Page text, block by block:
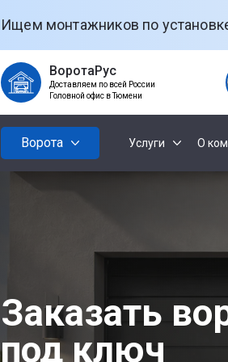
Ищем монтажников по
ВоротаРус
Доставляем по всей России
Головной офис в Тюмени
Ворота Услуги О
Заказать
под ключ